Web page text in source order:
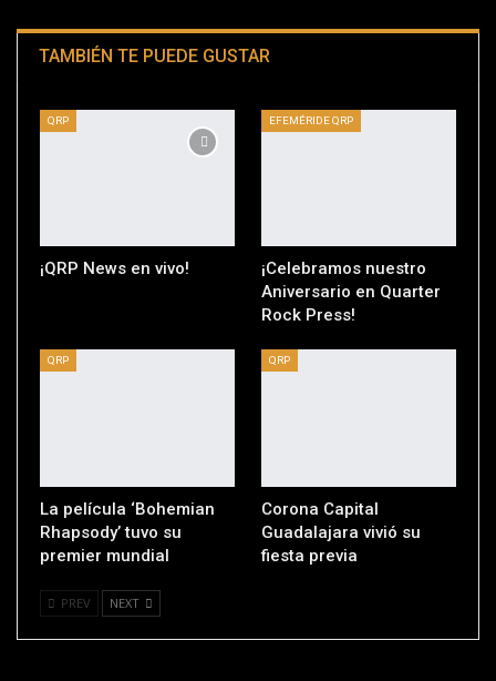
TAMBIÉN TE PUEDE GUSTAR
QRP
¡QRP News en vivo!
EFEMÉRIDE QRP
¡Celebramos nuestro
Aniversario en Quarter
Rock Press!
QRP
La película ‘Bohemian
Rhapsody’ tuvo su
premier mundial
QRP
Corona Capital
Guadalajara vivió su
fiesta previa
PREV NEXT